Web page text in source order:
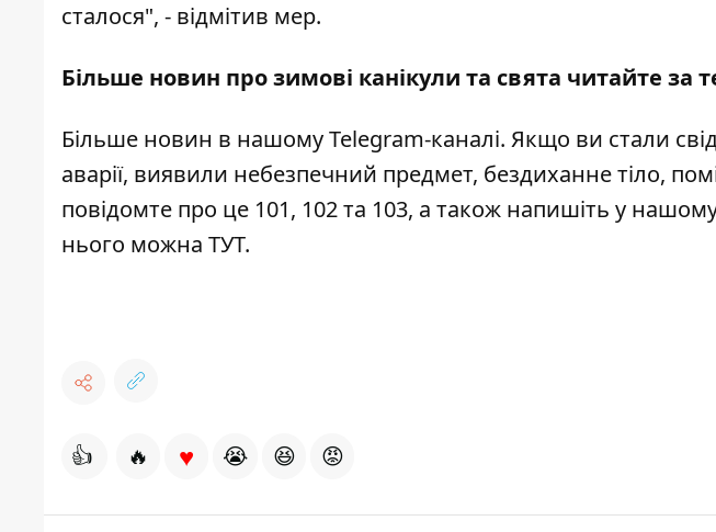
сталося", - відмітив мер.
Більше новин про зимові канікули та свята читайте за
Більше новин в нашомуTelegram-каналі. Якщо ви стали
аварії, виявили небезпечний предмет, бездиханне тіло,
повідомте про це 101, 102 та 103, а також напишіть у
нього можна ТУТ.
👍 🔥 ♥ 😭 😆 😡